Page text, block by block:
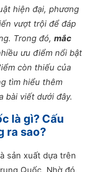
hiện đại, phương
vượt trội để đáp
Trong đó, mắc
ưu điểm nổi bật
còn thiếu của
tìm hiểu thêm
bài viết dưới đây.
là gì? Cấu
ra sao?
sản xuất dựa trên
Quốc. Nhờ đó,